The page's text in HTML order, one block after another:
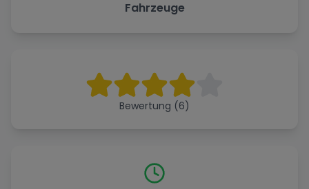
Fahrzeuge
Bewertung (6)